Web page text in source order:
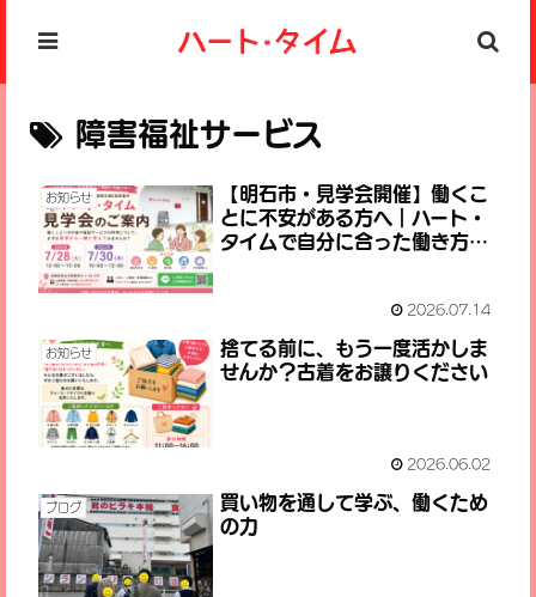
障害福祉サービス
お知らせ
【明石市・見学会開催】働くこ
とに不安がある方へ｜ハート・
タイムで自分に合った働き方を
2026.07.14
お知らせ
捨てる前に、もう一度活かしま
せんか？古着をお譲りください
2026.06.02
ブログ
買い物を通して学ぶ、働くため
の力